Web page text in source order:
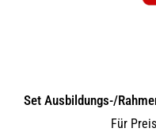
Set Ausbildungs-/
Für